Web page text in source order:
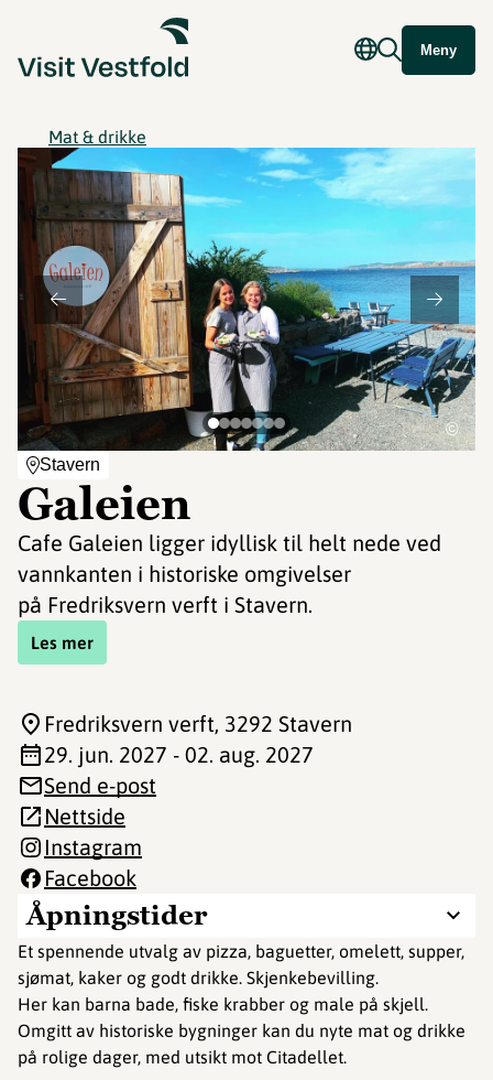
Meny
Mat & drikke
Stavern
Galeien
Cafe Galeien ligger idyllisk til helt nede ved
vannkanten i historiske omgivelser
på Fredriksvern verft i Stavern.
Les mer
©
Åpningstider
Et spennende utvalg av pizza, baguetter, omelett, supper,
sjømat, kaker og godt drikke. Skjenkebevilling.
Her kan barna bade, fiske krabber og male på skjell.
Omgitt av historiske bygninger kan du nyte mat og drikke
på rolige dager, med utsikt mot Citadellet.
Fredriksvern verft, 3292 Stavern
29. jun. 2027 - 02. aug. 2027
Send e-post
Nettside
Instagram
Facebook